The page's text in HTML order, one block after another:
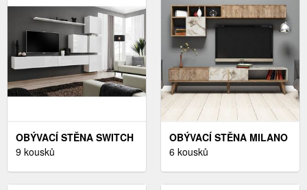
OBÝVACÍ STĚNA SWITCH
IX BÍLÝ
9 kousků
OBÝVACÍ STĚNA MILANO
OŘECH/BÍLÁ
6 kousků